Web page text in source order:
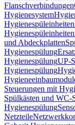
Flanschverbindungen
Hygienesystem
Hygienespüleinheiten
Hygienespüleinheiten
und Abdeckplatten
Hygienespülung
HygienespülungUP-
Hygienespülung
Steuerungen mit
Spülkästen und WC-
Hygienespülung
Netzteile